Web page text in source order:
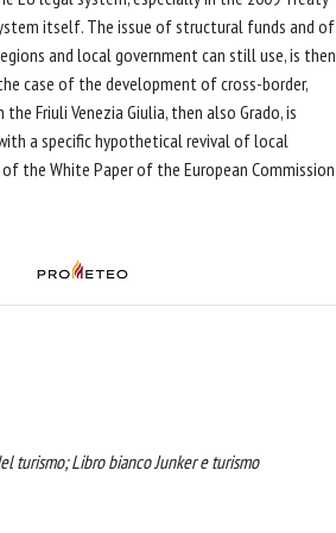
itself. The issue of structural funds and of
and local government can still use, is then
case of the development of cross-border,
Friuli Venezia Giulia, then also Grado, is
a specific hypothetical revival of local
the White Paper of the European Commission
turismo; Libro bianco Junker e turismo